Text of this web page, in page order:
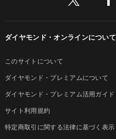
ダイヤモンド・オンラインについて
このサイトについて
ダイヤモンド・プレミアムについて
ダイヤモンド・プレミアム活用ガイド
サイト利用規約
特定商取引に関する法律に基づく表示